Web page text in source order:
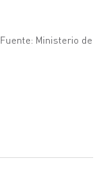
Ministerio de